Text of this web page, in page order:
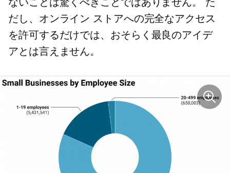
だし、オンライン ストアへの完全なアクセス
を許可するだけでは、おそらく最良のアイデ
アとは言えません。